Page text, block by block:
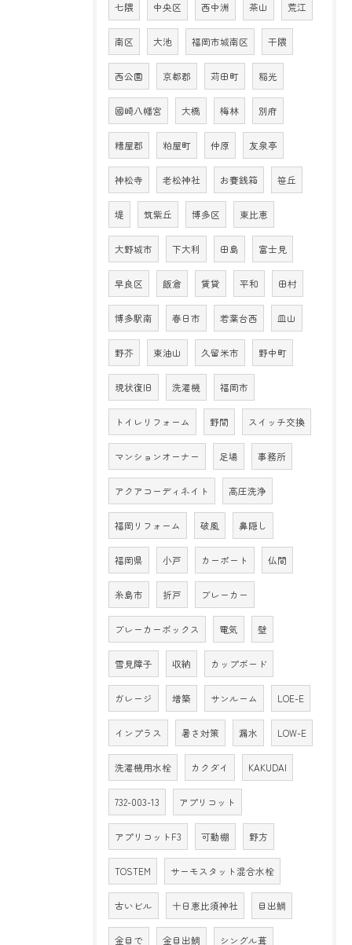
七隈 中央区 西中洲 茶山 荒江
南区 大池 福岡市城南区 干隈
西公園 京都郡 苅田町 稲光
國崎八幡宮 大橋 梅林 別府
糟屋郡 粕屋町 仲原 友泉亭
神松寺 老松神社 お賽銭箱 笹丘
堤 筑紫丘 博多区 東比恵
大野城市 下大利 田島 富士見
早良区 飯倉 賃貸 平和 田村
博多駅南 春日市 若葉台西 皿山
野芥 東油山 久留米市 野中町
現状復旧 洗濯機 福岡市
トイレリフォーム 野間 スイッチ交換
マンションオーナー 足場 事務所
アクアコーディネイト 高圧洗浄
福岡リフォーム 破風 鼻隠し
福岡県 小戸 カーポート 仏間
糸島市 折戸 ブレーカー
ブレーカーボックス 電気 壁
雪見障子 収納 カップボード
ガレージ 増築 サンルーム LOE-E
インプラス 暑さ対策 漏水 LOW-E
洗濯機用水栓 カクダイ KAKUDAI
732-003-13 アプリコット
アプリコットF3 可動棚 野方
TOSTEM サーモスタット混合水栓
古いビル 十日恵比須神社 目出鯛
金目で 金目出鯛 シングル葺